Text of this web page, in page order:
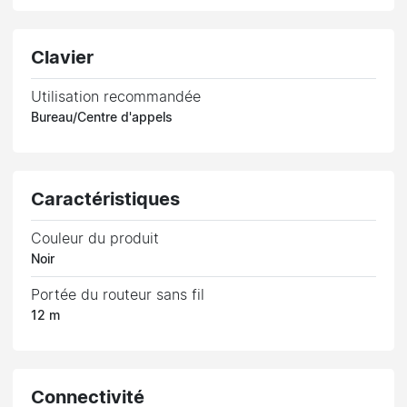
Clavier
Utilisation recommandée
Bureau/Centre d'appels
Caractéristiques
Couleur du produit
Noir
Portée du routeur sans fil
12 m
Connectivité